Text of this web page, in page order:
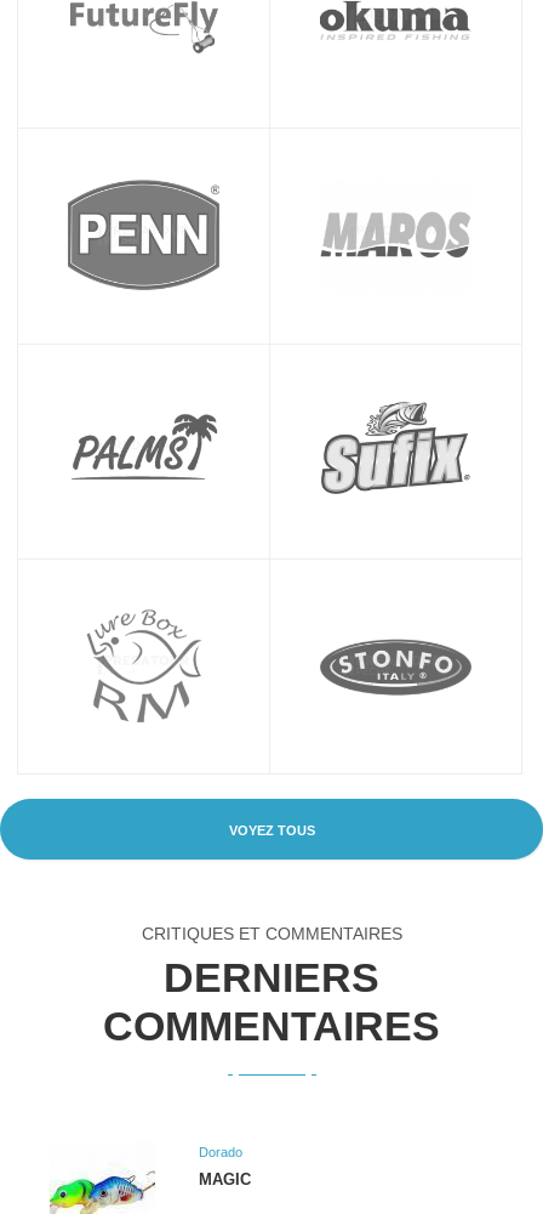
VOYEZ TOUS
CRITIQUES ET COMMENTAIRES
DERNIERS
COMMENTAIRES
Dorado
MAGIC